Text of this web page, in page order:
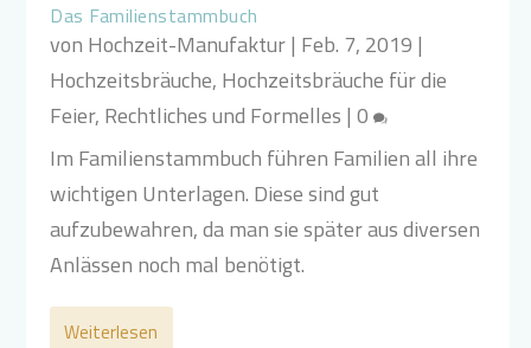
Das Familienstammbuch
von Hochzeit-Manufaktur| Feb. 7, 2019 |
Hochzeitsbräuche, Hochzeitsbräuche für die
Feier, Rechtliches und Formelles |0
Im Familienstammbuch führen Familien all ihre
wichtigen Unterlagen. Diese sind gut
aufzubewahren, da man sie später aus diversen
Anlässen noch mal benötigt.
Weiterlesen